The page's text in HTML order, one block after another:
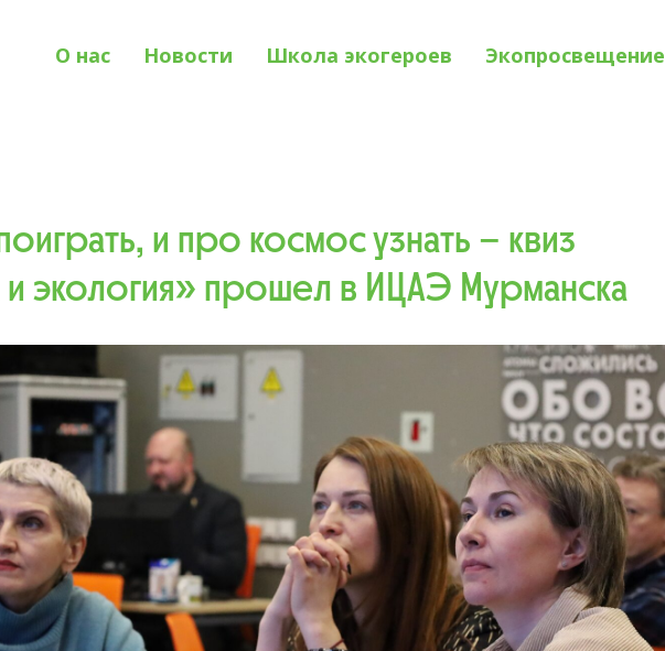
О нас Новости Школа экогероев Экопросвещение
и про космос узнать – квиз
экология» прошел в ИЦАЭ Мурманска